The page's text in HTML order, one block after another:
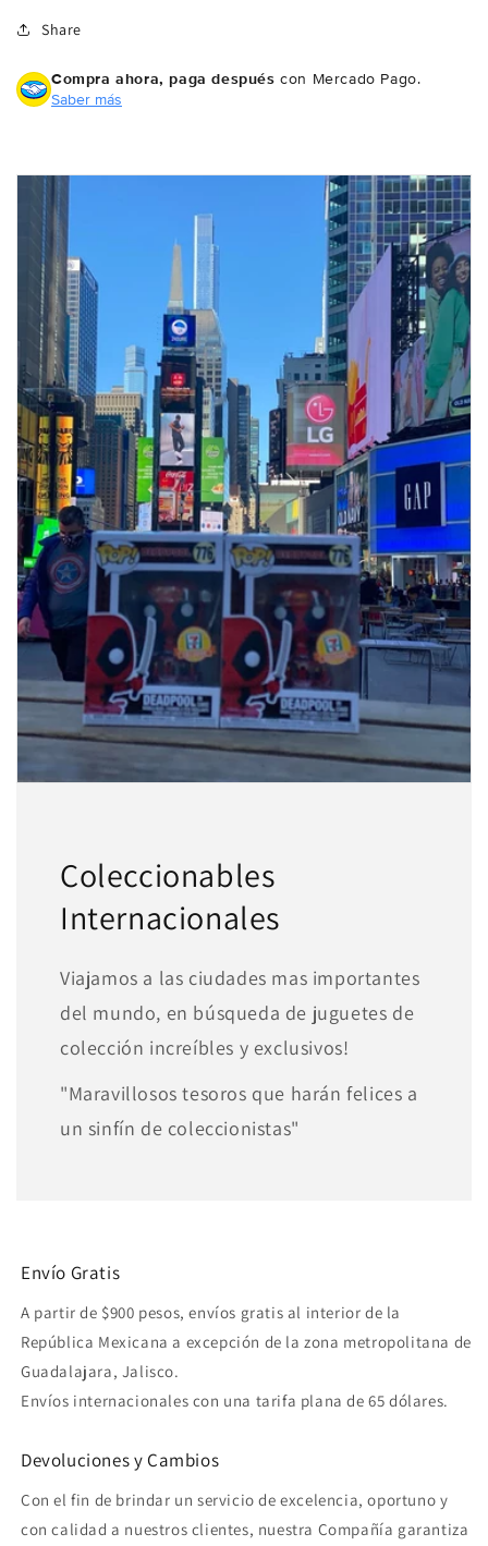
Share
Compra ahora, paga después con Mercado Pago.
Saber más
Coleccionables
Internacionales
Viajamos a las ciudades mas importantes
del mundo, en búsqueda de juguetes de
colección increíbles y exclusivos!
"Maravillosos tesoros que harán felices a
un sinfín de coleccionistas"
Envío Gratis
A partir de $900 pesos, envíos gratis al interior de la
República Mexicana a excepción de la zona metropolitana de
Guadalajara, Jalisco.
Envíos internacionales con una tarifa plana de 65 dólares.
Devoluciones y Cambios
Con el fin de brindar un servicio de excelencia, oportuno y
con calidad a nuestros clientes, nuestra Compañía garantiza
Compra ahora y paga a meses
sin tarjeta de crédito
1 Agrega tu producto al carrito yelige
pagar con Meses sin Tarjeta.
En tu cuenta de Mercado Pago,elige
la cantidad de meses
y confirma.
3 Paga mes a mescon saldo disponible,
débito u otros medios.
Crédito sujeto a aprobación.
¿Tienes dudas? Consulta nuestraAyuda.